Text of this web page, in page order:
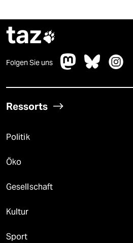
taz
Folgen Sie uns
Ressorts
Politik
Öko
Gesellschaft
Kultur
Sport